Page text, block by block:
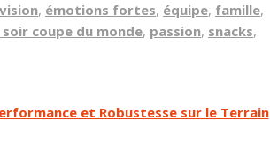
, émotions fortes, équipe, famille,
coupe du monde, passion, snacks,
et Robustesse sur le Terrain